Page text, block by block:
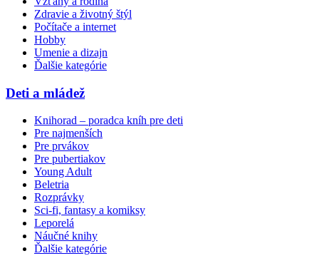
Zdravie a životný štýl
Počítače a internet
Hobby
Umenie a dizajn
Ďalšie kategórie
Deti a mládež
Knihorad – poradca kníh pre deti
Pre najmenších
Pre prvákov
Pre pubertiakov
Young Adult
Beletria
Rozprávky
Sci-fi, fantasy a komiksy
Leporelá
Náučné knihy
Ďalšie kategórie